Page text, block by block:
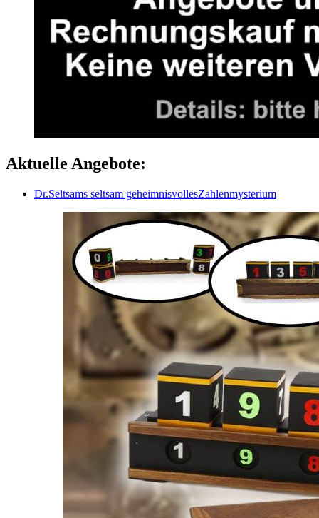
Aktuelle Angebote:
Dr.Seltsams seltsam geheimnisvollesZahlenmysterium